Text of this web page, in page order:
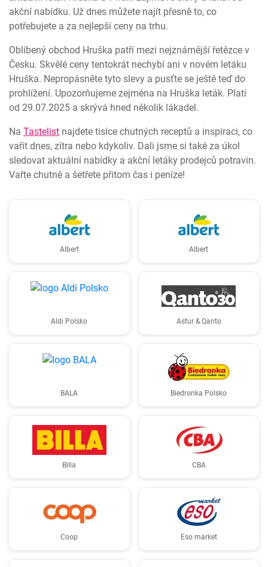
akční nabídku. Už dnes můžete najít přesně to, co
potřebujete a za nejlepší ceny na trhu.
Oblíbený obchod Hruška patří mezi nejznámější řetězce v
Česku. Skvělé ceny tentokrát nechybí ani v novém letáku
Hruška. Nepropásněte tyto slevy a pusťte se ještě teď do
prohlížení. Upozorňujeme zejména na Hruška leták. Platí
od 29.07.2025 a skrývá hned několik lákadel.
Na Tastelist najdete tisíce chutných receptů a inspiraci, co
vařit dnes, zítra nebo kdykoliv. Dali jsme si také za úkol
sledovat aktuální nabídky a akční letáky prodejců potravin.
Vařte chutně a šetřete přitom čas i peníze!
Albert Albert
Aldi Polsko Astur & Qanto
BALA Biedronka Polsko
Billa CBA
Coop Eso market